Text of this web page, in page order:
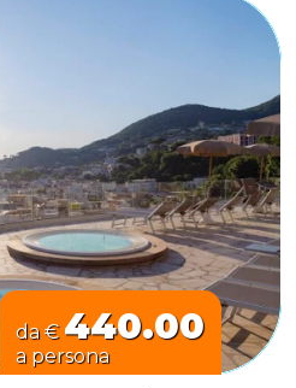
da € 440.00
a persona